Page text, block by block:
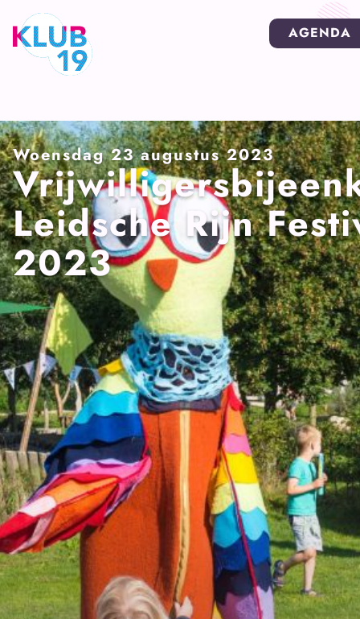
Ga
naar
inhoud
AGENDA
Woensdag 23 augustus 2023
Leidsche Rijn
2023